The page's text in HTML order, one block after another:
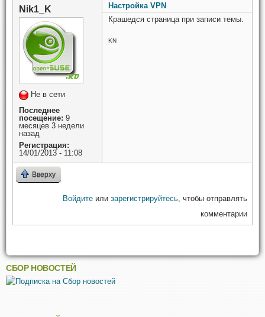
Nik1_K
Не в сети
Последнее
посещение: 9
месяцев 3 недели
назад
Регистрация:
14/01/2013 - 11:08
Настройка VPN
Крашедся страница при записи темы.
KN
Вверху
Войдите или зарегистрируйтесь , чтобы отправлять
комментарии
СБОР НОВОСТЕЙ